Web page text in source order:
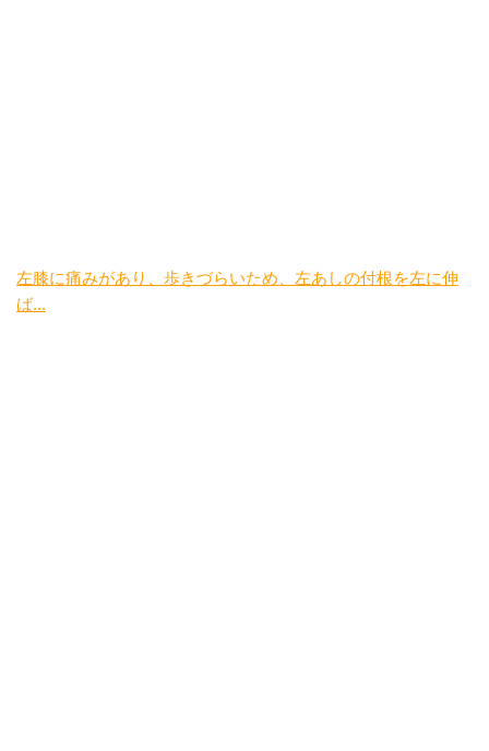
左膝に痛みがあり、歩きづらいため、左あしの付根を左に伸
ば...